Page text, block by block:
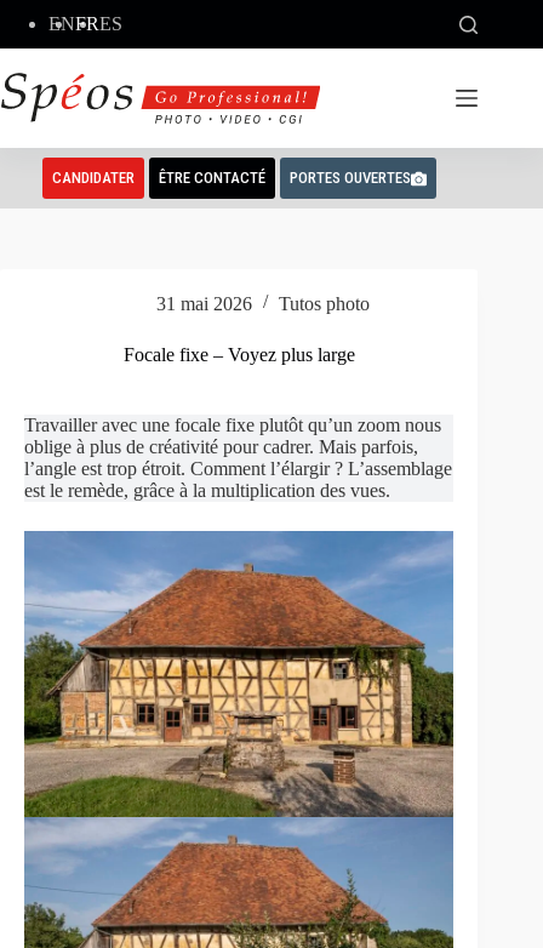
contenu
ENFRES
CANDIDATER ÊTRE CONTACTÉ PORTES OUVERTES
31 mai 2026 Tutos photo
Focale fixe – Voyez plus large
Travailler avec une focale fixe plutôt qu’un zoom nous
oblige à plus de créativité pour cadrer. Mais parfois,
l’angle est trop étroit. Comment l’élargir ? L’assemblage
est le remède, grâce à la multiplication des vues.